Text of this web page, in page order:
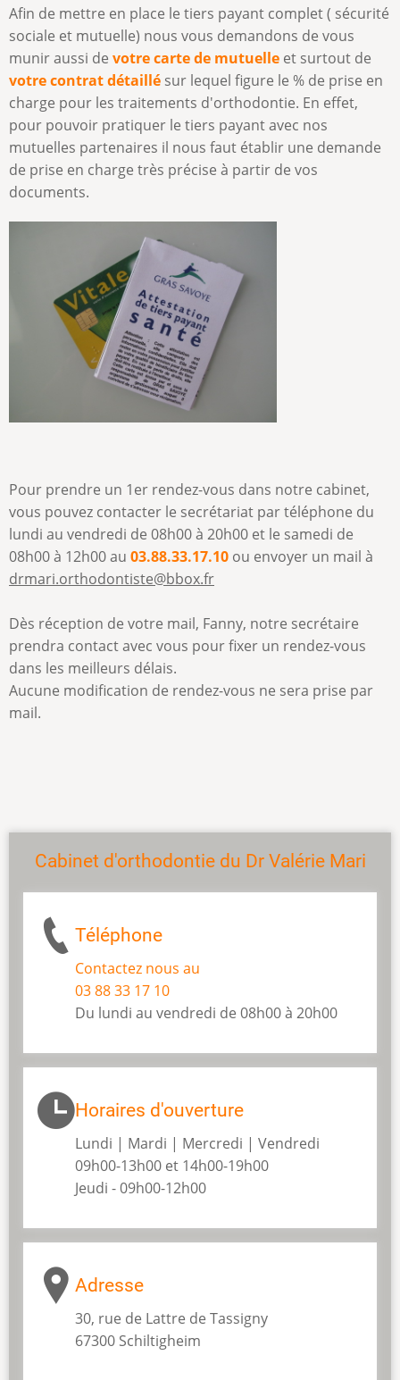
Afin de mettre en place le tiers payant complet ( sécurité
sociale et mutuelle) nous vous demandons de vous
munir aussi de votre carte de mutuelle et surtout de
votre contrat détaillé sur lequel figure le % de prise en
charge pour les traitements d'orthodontie. En effet,
pour pouvoir pratiquer le tiers payant avec nos
mutuelles partenaires il nous faut établir une demande
de prise en charge très précise à partir de vos
documents.
Pour prendre un 1er rendez-vous dans notre cabinet,
vous pouvez contacter le secrétariat par téléphone du
lundi au vendredi de 08h00 à 20h00 et le samedi de
08h00 à 12h00 au 03.88.33.17.10 ou envoyer un mail à
drmari.orthodontiste@bbox.fr
Dès réception de votre mail, Fanny, notre secrétaire
prendra contact avec vous pour fixer un rendez-vous
dans les meilleurs délais.
Aucune modification de rendez-vous ne sera prise par
mail.
Cabinet d'orthodontie du Dr Valérie Mari
Téléphone
Contactez nous au
03 88 33 17 10
Du lundi au vendredi de 08h00 à 20h00
Horaires d'ouverture
Lundi | Mardi | Mercredi | Vendredi
09h00-13h00 et 14h00-19h00
Jeudi - 09h00-12h00
Adresse
30, rue de Lattre de Tassigny
67300 Schiltigheim